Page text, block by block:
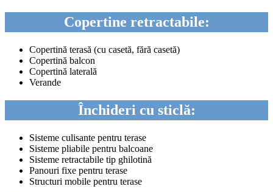
Copertine retractabile:
Copertină terasă (cu casetă, fără casetă)
Copertină balcon
Copertină laterală
Verande
Închideri cu sticlă:
Sisteme culisante pentru terase
Sisteme pliabile pentru balcoane
Sisteme retractabile tip ghilotină
Panouri fixe pentru terase
Structuri mobile pentru terase